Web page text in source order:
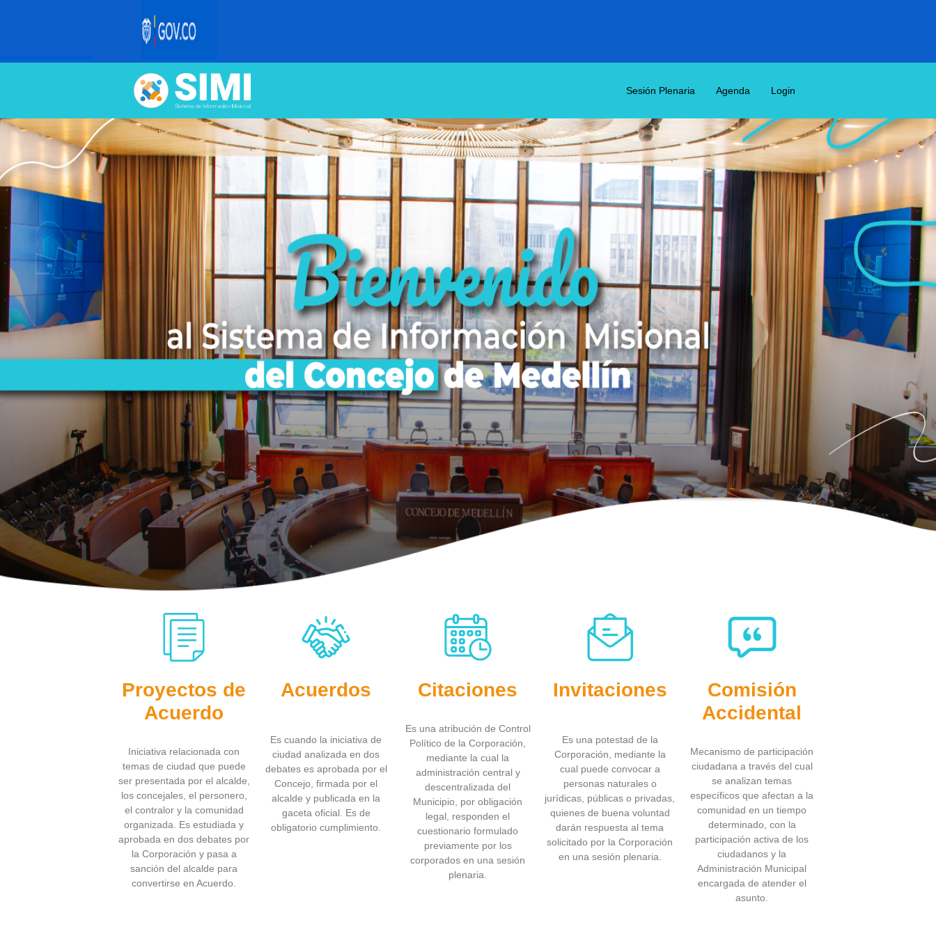
Sesión Plenaria Agenda Login
Proyectos de
Acuerdo
Iniciativa relacionada con
temas de ciudad que puede
ser presentada por el alcalde,
los concejales, el personero,
el contralor y la comunidad
organizada. Es estudiada y
aprobada en dos debates por
la Corporación y pasa a
sanción del alcalde para
convertirse en Acuerdo.
Acuerdos
Es cuando la iniciativa de
ciudad analizada en dos
debates es aprobada por el
Concejo, firmada por el
alcalde y publicada en la
gaceta oficial. Es de
obligatorio cumplimiento.
Citaciones
Es una atribución de Control
Político de la Corporación,
mediante la cual la
administración central y
descentralizada del
Municipio, por obligación
legal, responden el
cuestionario formulado
previamente por los
corporados en una sesión
plenaria.
Invitaciones
Es una potestad de la
Corporación, mediante la
cual puede convocar a
personas naturales o
jurídicas, públicas o privadas,
quienes de buena voluntad
darán respuesta al tema
solicitado por la Corporación
en una sesión plenaria.
Comisión
Accidental
Mecanismo de participación
ciudadana a través del cual
se analizan temas
específicos que afectan a la
comunidad en un tiempo
determinado, con la
participación activa de los
ciudadanos y la
Administración Municipal
encargada de atender el
asunto.